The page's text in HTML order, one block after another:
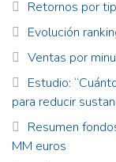
Retornos por
Evolución
Ventas por
Estudio:
para reducir
Resumen
MM euros